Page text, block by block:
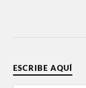
ESCRIBE AQUÍ